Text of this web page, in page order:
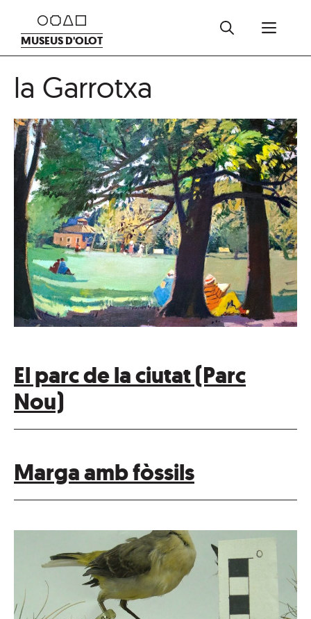
contingut
MUSEUS D'OLOT
la Garrotxa
El parc de la ciutat (Parc
Nou)
Marga amb fòssils